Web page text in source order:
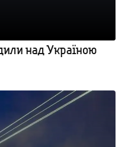
над Україною